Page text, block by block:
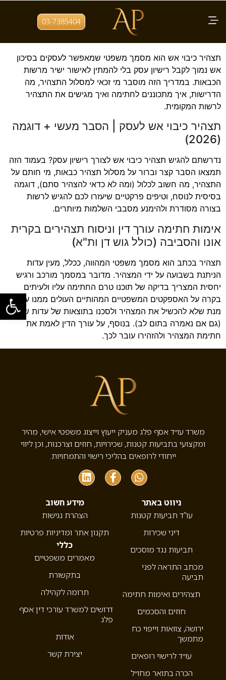
פתח
03-7385404 תגית: תצהיר כבאות
תצהיר כיבוי אש לרישיון עסק
תצהיר כיבוי אש הוא מסמך משפטי שמאפשר לעסקים בסיכון
אש נמוך לקבל רישיון עסק בלי להמתין לאישור ישיר מרשות
הכבאות. במדריך הזה מוסבר מי זכאי למסלול התצהיר, מה
הדרישות, איך מתכוננים לחתימה ואיך מגישים את התצהיר
לרשות המקומית.
תצהיר כיבוי אש לעסק | הסבר מעשי + דוגמה
(2026)
נדרשתם להגיש תצהיר כיבוי אש לצורך רישיון עסק? בעמוד הזה
תמצאו הסבר קצר וברור על מסלול תצהיר כבאות, מי חותם על
התצהיר, מה חשוב לכלול (ומה לא כדאי להצהיר סתם), דוגמה
בסיסית לנוסח, וטיפים פרקטיים שיעזרו לכם להגיש לרשות
בצורה מסודרת ולהימנע מסבבי השלמות מיותרים.
אימות חתימה עורך דין וניסוח תצהירים בקרית
אונו והסביבה (כולל גוש דן ות"א)
תצהיר בכתב הוא מסמך משפטי המהווה, ככלל, מעין עדות
הניתנת בשבועה על ידי המצהיר. מדובר במסמך מורכב ורגיש
יחסית המצריך בדיקה של תוכנו טרם החתימה עליו ולעיתים
בקרה על האספקטים המשפטיים המהותיים העולים ממנו על
מנת שלא להכשיל את המצהיר ולסכנו בתוצאות של עדות שקר
(גם אם נאמרה בתום לב). בנוסף, על עורך הדין לאמת את
חתימת המצהיר ולהזהירו עובר לכך.
משרד עו״ד אסף פלג מעניק ייעוץ וייצוג משפטי אישי, מהיר
ומקצועי בתביעות קטנות, שכירויות, חוזים וצרכנות, וכן ליווי
ייחודי לרופאים בהליכי רישוי והתמחויות.
ניווט באתר
עו”ד תביעות קטנות
דיני שכירות
תביעות נגד מוסכים
מכתב התראה לפני
תביעה
תצהירים ואימות חתימה
חוזים והסכמים
ירושה, צוואות וייפוי כח
מתמשך
עו״ד לרישוי רופאים
הכרה בתואר מחו״ל
מידע חשוב
הצהרת נגישות
תקנון אתר ומדיניות פרטיות
כללי
מאמרים משפטיים
בתקשורת
תרומה לקהילה
דרושים למשרד עורכי דין אסף
פלג
אודות
יצירת קשר